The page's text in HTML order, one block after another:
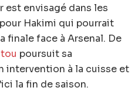
est envisagé dans les
Hakimi qui pourrait
finale face à Arsenal. De
poursuit sa
intervention à la cuisse et
la fin de saison.